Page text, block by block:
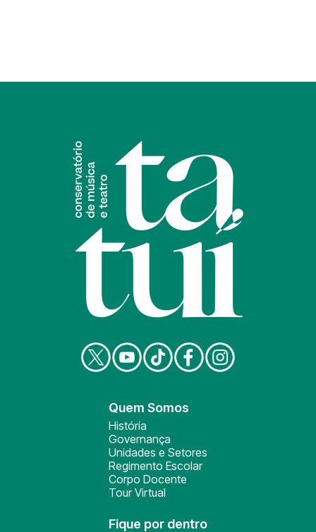
Quem Somos
História
Governança
Unidades e Setores
Regimento Escolar
Corpo Docente
Tour Virtual
Fique por dentro